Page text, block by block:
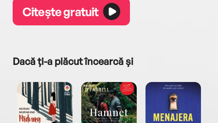
Citește gratuit
Dacă ți-a plăcut încearcă și